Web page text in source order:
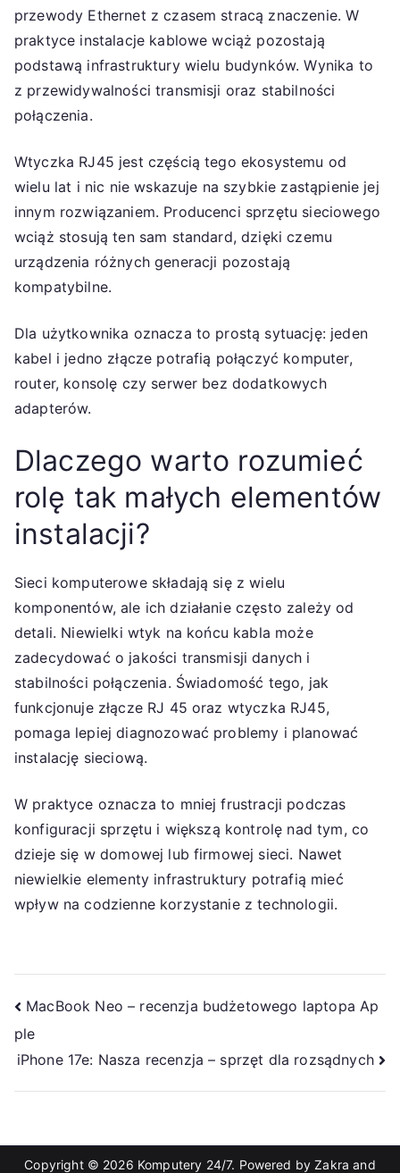
przewody Ethernet z czasem stracą znaczenie. W
praktyce instalacje kablowe wciąż pozostają
podstawą infrastruktury wielu budynków. Wynika to
z przewidywalności transmisji oraz stabilności
połączenia.
Wtyczka RJ45 jest częścią tego ekosystemu od
wielu lat i nic nie wskazuje na szybkie zastąpienie jej
innym rozwiązaniem. Producenci sprzętu sieciowego
wciąż stosują ten sam standard, dzięki czemu
urządzenia różnych generacji pozostają
kompatybilne.
Dla użytkownika oznacza to prostą sytuację: jeden
kabel i jedno złącze potrafią połączyć komputer,
router, konsolę czy serwer bez dodatkowych
adapterów.
Dlaczego warto rozumieć
rolę tak małych elementów
instalacji?
Sieci komputerowe składają się z wielu
komponentów, ale ich działanie często zależy od
detali. Niewielki wtyk na końcu kabla może
zadecydować o jakości transmisji danych i
stabilności połączenia. Świadomość tego, jak
funkcjonuje złącze RJ 45 oraz wtyczka RJ45,
pomaga lepiej diagnozować problemy i planować
instalację sieciową.
W praktyce oznacza to mniej frustracji podczas
konfiguracji sprzętu i większą kontrolę nad tym, co
dzieje się w domowej lub firmowej sieci. Nawet
niewielkie elementy infrastruktury potrafią mieć
wpływ na codzienne korzystanie z technologii.
Nawigacja
wpisu
MacBook Neo – recenzja budżetowego laptopa Ap
ple
iPhone 17e: Nasza recenzja – sprzęt dla rozsądnych
Copyright © 2026 Komputery 24/7. Powered byZakra and